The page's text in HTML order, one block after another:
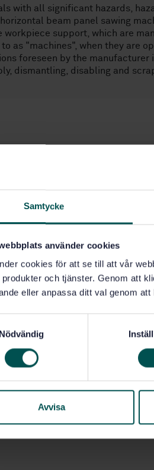
Samtycke
använder cookies
cookies för att se till att vår
och tjänster. Genom att
eller anpassa ditt val genom
Nödvändig
Avvisa
with all significant hazards,
beam panel sawing
support, which are
as "machines", when they are
foreseen by the
dismantling, disabling and